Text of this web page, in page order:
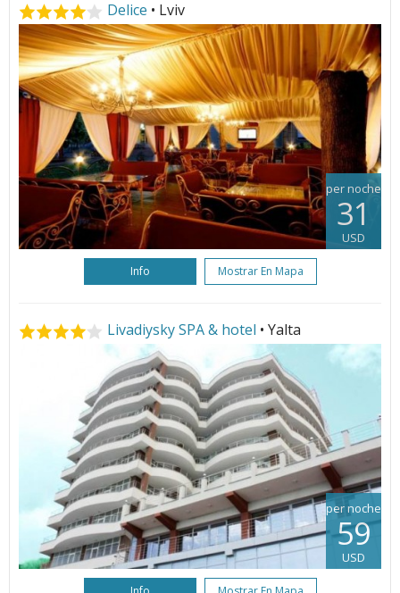
Delice • Lviv
per noche
31
USD
Info Mostrar En Mapa
Livadiysky SPA & hotel • Yalta
per noche
59
USD